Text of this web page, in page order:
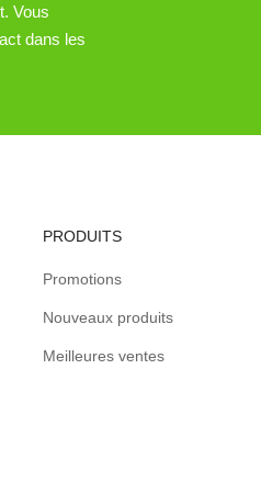
Vous
dans les
PRODUITS
Promotions
Nouveaux produits
Meilleures ventes